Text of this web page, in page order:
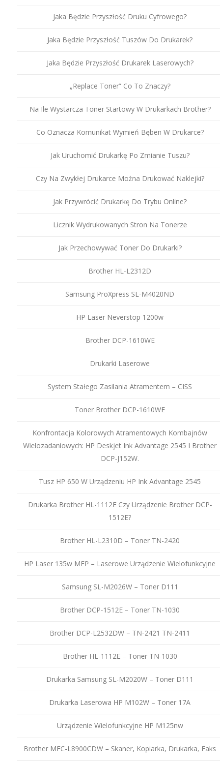
Jaka Będzie Przyszłość Druku Cyfrowego?
Jaka Będzie Przyszłość Tuszów Do Drukarek?
Jaka Będzie Przyszłość Drukarek Laserowych?
„Replace Toner” Co To Znaczy?
Na Ile Wystarcza Toner Startowy W Drukarkach Brother?
Co Oznacza Komunikat Wymień Bęben W Drukarce?
Jak Uruchomić Drukarkę Po Zmianie Tuszu?
Czy Na Zwykłej Drukarce Można Drukować Naklejki?
Jak Przywrócić Drukarkę Do Trybu Online?
Licznik Wydrukowanych Stron Na Tonerze
Jak Przechowywać Toner Do Drukarki?
Brother HL-L2312D
Samsung ProXpress SL-M4020ND
HP Laser Neverstop 1200w
Brother DCP-1610WE
Drukarki Laserowe
System Stałego Zasilania Atramentem – CISS
Toner Brother DCP-1610WE
Konfrontacja Kolorowych Atramentowych Kombajnów
Wielozadaniowych: HP Deskjet Ink Advantage 2545 I Brother
DCP-J152W.
Tusz HP 650 W Urządzeniu HP Ink Advantage 2545
Drukarka Brother HL-1112E Czy Urządzenie Brother DCP-
1512E?
Brother HL-L2310D – Toner TN-2420
HP Laser 135w MFP – Laserowe Urządzenie Wielofunkcyjne
Samsung SL-M2026W – Toner D111
Brother DCP-1512E – Toner TN-1030
Brother DCP-L2532DW – TN-2421 TN-2411
Brother HL-1112E – Toner TN-1030
Drukarka Samsung SL-M2020W – Toner D111
Drukarka Laserowa HP M102W – Toner 17A
Urządzenie Wielofunkcyjne HP M125nw
Brother MFC-L8900CDW – Skaner, Kopiarka, Drukarka, Faks